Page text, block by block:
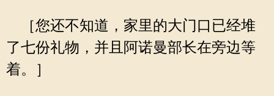
［您还不知道，家里的大门口已经堆
了七份礼物，并且阿诺曼部长在旁边等
着。］